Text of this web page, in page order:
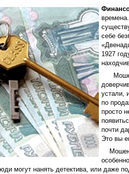
себе
1927
устали,
по
просто
почти
Это вы
могут нанять детектива, или даже